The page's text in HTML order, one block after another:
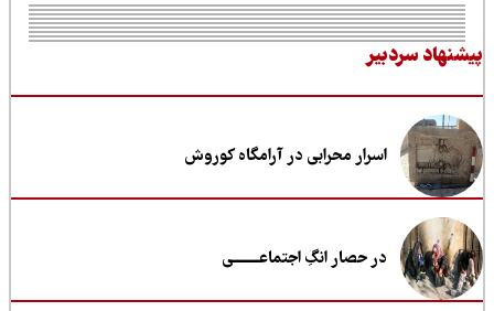
سردبیر
اسرار محرابی در آرامگاه کوروش
در حصار انگِ اجتماعــــــــی